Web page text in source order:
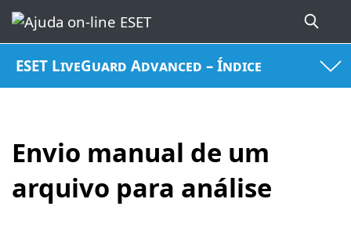
ESET LiveGuard Advanced – Índice
Envio manual de um
arquivo para análise